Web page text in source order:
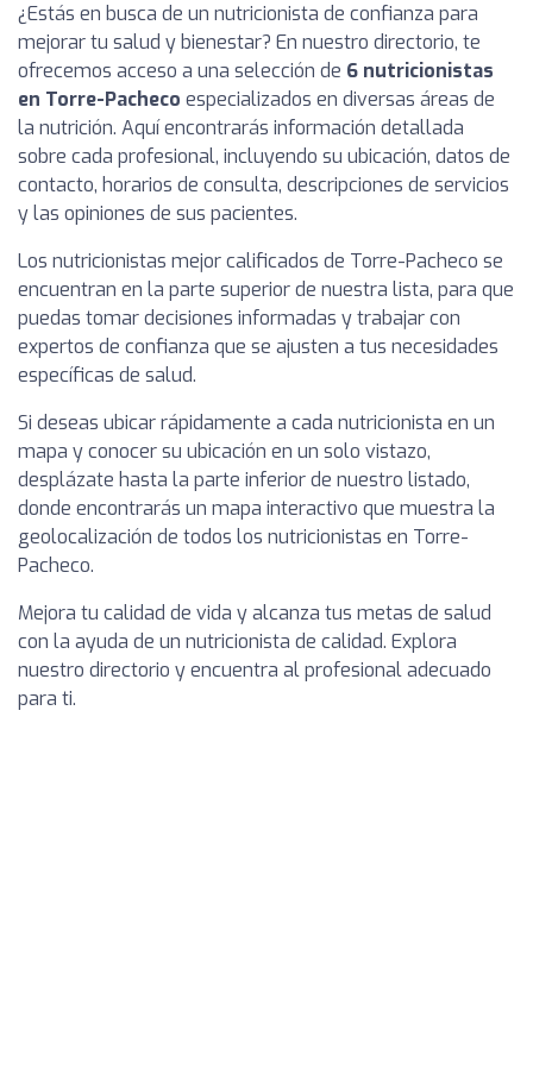
¿Estás en busca de un nutricionista de confianza para
mejorar tu salud y bienestar? En nuestro directorio, te
ofrecemos acceso a una selección de 6 nutricionistas
en Torre-Pacheco especializados en diversas áreas de
la nutrición. Aquí encontrarás información detallada
sobre cada profesional, incluyendo su ubicación, datos de
contacto, horarios de consulta, descripciones de servicios
y las opiniones de sus pacientes.
Los nutricionistas mejor calificados de Torre-Pacheco se
encuentran en la parte superior de nuestra lista, para que
puedas tomar decisiones informadas y trabajar con
expertos de confianza que se ajusten a tus necesidades
específicas de salud.
Si deseas ubicar rápidamente a cada nutricionista en un
mapa y conocer su ubicación en un solo vistazo,
desplázate hasta la parte inferior de nuestro listado,
donde encontrarás un mapa interactivo que muestra la
geolocalización de todos los nutricionistas en Torre-
Pacheco.
Mejora tu calidad de vida y alcanza tus metas de salud
con la ayuda de un nutricionista de calidad. Explora
nuestro directorio y encuentra al profesional adecuado
para ti.